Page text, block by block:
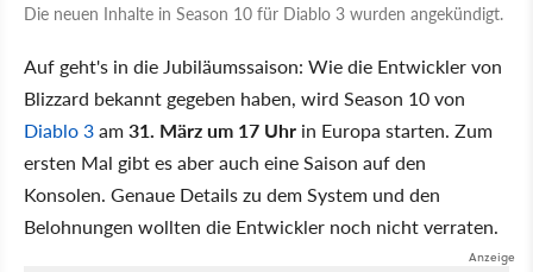
Die neuen Inhalte in Season 10 für Diablo 3 wurden angekündigt.
Auf geht's in die Jubiläumssaison: Wie die Entwickler von
Blizzard bekannt gegeben haben, wird Season 10 von
Diablo 3am31. März um 17 Uhr in Europa starten. Zum
ersten Mal gibt es aber auch eine Saison auf den
Konsolen. Genaue Details zu dem System und den
Belohnungen wollten die Entwickler noch nicht verraten.